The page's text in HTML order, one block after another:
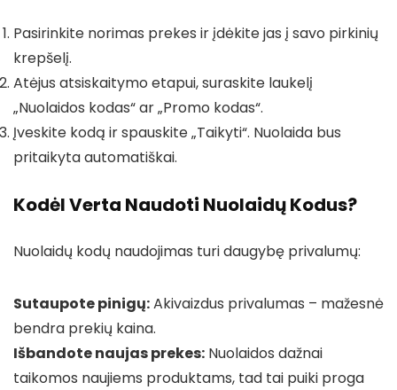
Pasirinkite norimas prekes ir įdėkite jas į savo pirkinių
krepšelį.
Atėjus atsiskaitymo etapui, suraskite laukelį
„Nuolaidos kodas“ ar „Promo kodas“.
Įveskite kodą ir spauskite „Taikyti“. Nuolaida bus
pritaikyta automatiškai.
Kodėl Verta Naudoti Nuolaidų Kodus?
Nuolaidų kodų naudojimas turi daugybę privalumų:
Sutaupote pinigų:Akivaizdus privalumas – mažesnė
bendra prekių kaina.
Išbandote naujas prekes: Nuolaidos dažnai
taikomos naujiems produktams, tad tai puiki proga